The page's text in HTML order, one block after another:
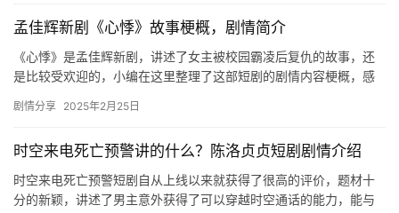
孟佳辉新剧《心悸》故事梗概，剧情简介
《心悸》是孟佳辉新剧，讲述了女主被校园霸凌后复仇的故事，还
是比较受欢迎的，小编在这里整理了这部短剧的剧情内容梗概，感
自尽…
剧情分享 2025年2月25日
时空来电死亡预警讲的什么？陈洛贞贞短剧剧情介绍
时空来电死亡预警短剧自从上线以来就获得了很高的评价，题材十
分的新颖，讲述了男主意外获得了可以穿越时空通话的能力，能与